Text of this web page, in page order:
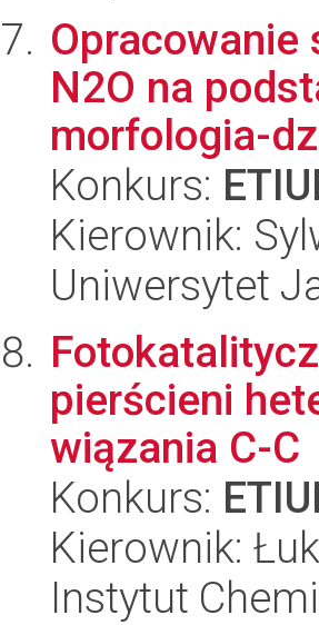
Opracowanie
N2O na
morfologia-
Konkurs:
Kierownik:
Uniwersytet
pierścieni
wiązania C-C
Konkurs:
Kierownik:
Instytut